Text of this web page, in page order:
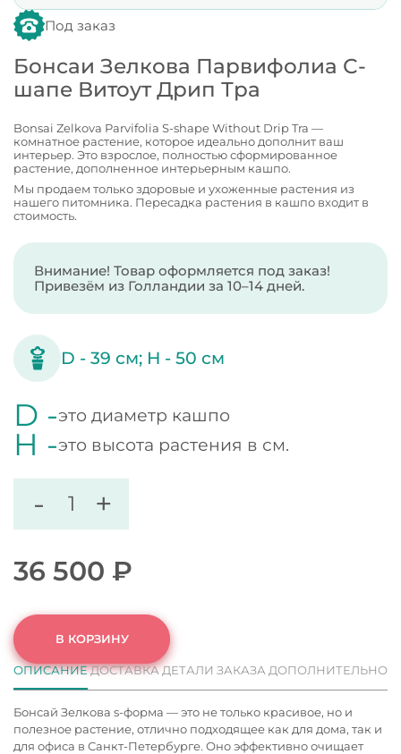
Под заказ
Бонсаи Зелкова Парвифолиа С-
шапе Витоут Дрип Тра
Bonsai Zelkova Parvifolia S-shape Without Drip Tra —
комнатное растение, которое идеально дополнит ваш
интерьер. Это взрослое, полностью сформированное
растение, дополненное интерьерным кашпо.
Мы продаем только здоровые и ухоженные растения из
нашего питомника. Пересадка растения в кашпо входит в
стоимость.
Внимание! Товар оформляется под заказ!
Привезём из Голландии за 10–14 дней.
D -39 см; H -50 см
D -это диаметр кашпо
H -это высота растения в см.
- +
36 500 ₽
В КОРЗИНУ
ОПИСАНИЕДОСТАВКАДЕТАЛИ ЗАКАЗА ДОПОЛНИТЕЛЬНО
Бонсай Зелкова s-форма — это не только красивое, но и
полезное растение, отлично подходящее как для дома, так и
для офиса в Санкт-Петербурге. Оно эффективно очищает